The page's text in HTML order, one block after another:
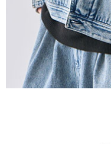
「AFTEE先享後付」，若未
４．使用「AFTEE先享後付
時審查核予不同之上限額度；
請求用戶進行身份認證。
５．嚴禁一人註冊多個帳號或
恩沛科技股份有限公司將有權
每筆NT$90，滿NT$888(